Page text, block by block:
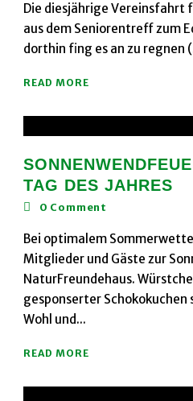
Die diesjährige Vereinsfahrt
aus dem Seniorentreff zum
dorthin fing es an zu regnen
READ MORE
TAG DES JAHRES
0 Comment
Bei optimalem
Mitglieder und Gäste zur
NaturFreundehaus.
gesponserter
Wohl und...
READ MORE